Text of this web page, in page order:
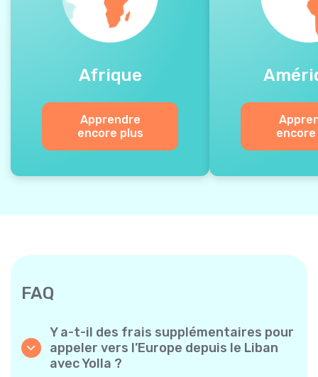
Afrique
Apprendre
encore plus
encore
FAQ
Y a-t-il des frais supplémentaires pour
appeler vers l’Europe depuis le Liban
avec Yolla ?